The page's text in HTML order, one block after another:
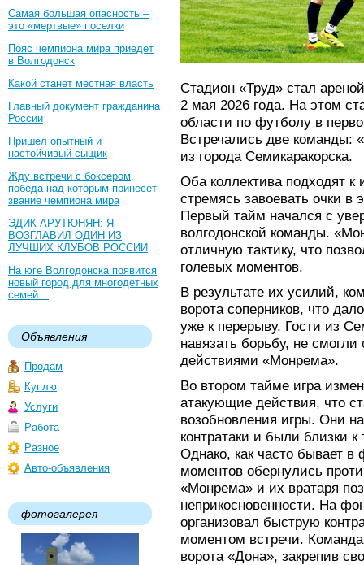
Самая большая опасность –
это «мертвые» поселки
Пояс чемпиона мира приедет
в Волгодонск
Какой станет местная власть
Главный документ гражданина
России
Пришел опытный и
настойчивый сыщик
Жду встречи с боксером,
победа над которым принесет
звание чемпиона мира
ЭДИК АРУТЮНЯН: Я
ВОЗГЛАВИЛ ОДИН ИЗ
ЛУЧШИХ КЛУБОВ РОССИИ
На юге Волгодонска появится
новый город для многодетных
семей…
Объявления
Продам
Куплю
Услуги
Работа
Разное
Авто-объявления
фотогалерея
Стадион «Труд» стал
2 мая 2026 года. На этом
области по футболу в
Встречались две команды:
из города Семикаракорска.
Оба коллектива подходят
стремясь завоевать очки в
Первый тайм начался с
волгодонской команды.
отличную тактику, что
голевых моментов.
В результате их усилий,
ворота соперников, что
уже к перерыву. Гости из
навязать борьбу, не
действиями «Монрема».
Во втором тайме игра
атакующие действия, что
возобновления игры. Они
контратаки и были близки
Однако, как часто бывает
моментов обернулись
«Монрема» и их вратаря
неприкосновенности. На
организовал быструю
моментом встречи.
ворота «Дона», закрепив